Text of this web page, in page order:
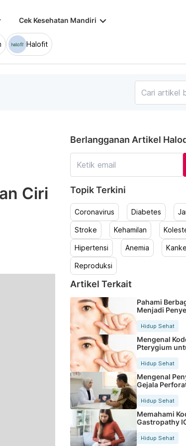
Cek Kesehatan Mandiri keyboard_arrow_down
Halofit
Ciri
Berlangganan Artikel
Topik Terkini
Coronavirus Diabetes
Stroke Kehamilan
Hipertensi Anemia
Reproduksi
Artikel Terkait
Pahami
Menjadi
Hidup Sehat
Mengenal
Pterygium
Hidup Sehat
Mengenal
Gejala
Tubuh
Hidup Sehat
Memahami
Gastropathy
Rekam Medis
Hidup Sehat